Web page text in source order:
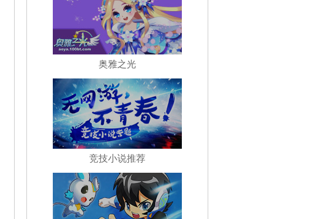
奥雅之光
竞技小说推荐